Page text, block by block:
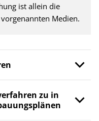
ist allein die
Medien.
zu in